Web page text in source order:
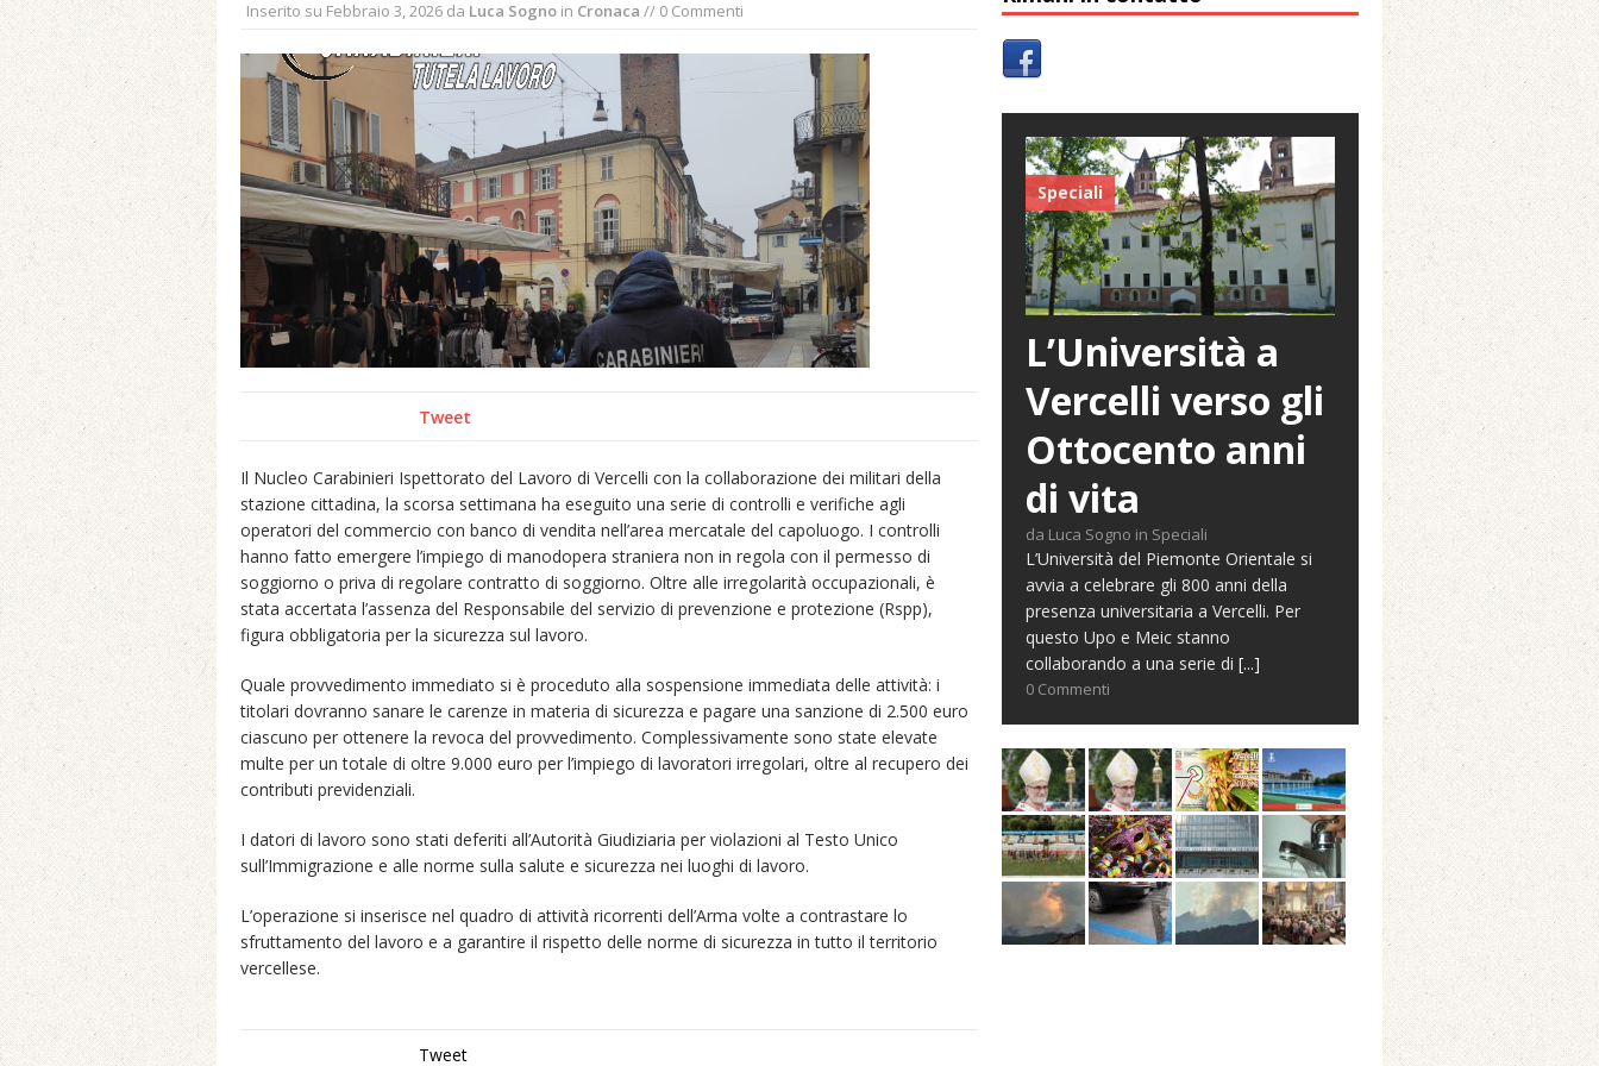
Inserito su Febbraio 3, 2026 da Luca Sogno in Cronaca // 0 Commenti
Tweet
Il Nucleo Carabinieri Ispettorato del Lavoro di Vercelli con la collaborazione dei militari della
stazione cittadina, la scorsa settimana ha eseguito una serie di controlli e verifiche agli
operatori del commercio con banco di vendita nell’area mercatale del capoluogo. I controlli
hanno fatto emergere l’impiego di manodopera straniera non in regola con il permesso di
soggiorno o priva di regolare contratto di soggiorno. Oltre alle irregolarità occupazionali, è
stata accertata l’assenza del Responsabile del servizio di prevenzione e protezione (Rspp),
figura obbligatoria per la sicurezza sul lavoro.
Quale provvedimento immediato si è proceduto alla sospensione immediata delle attività: i
titolari dovranno sanare le carenze in materia di sicurezza e pagare una sanzione di 2.500 euro
ciascuno per ottenere la revoca del provvedimento. Complessivamente sono state elevate
multe per un totale di oltre 9.000 euro per l’impiego di lavoratori irregolari, oltre al recupero dei
contributi previdenziali.
I datori di lavoro sono stati deferiti all’Autorità Giudiziaria per violazioni al Testo Unico
sull’Immigrazione e alle norme sulla salute e sicurezza nei luoghi di lavoro.
L’operazione si inserisce nel quadro di attività ricorrenti dell’Arma volte a contrastare lo
sfruttamento del lavoro e a garantire il rispetto delle norme di sicurezza in tutto il territorio
vercellese.
Tweet
Speciali
L’Università a
Vercelli verso gli
Ottocento anni
di vita
da Luca Sogno in Speciali
L’Università del Piemonte Orientale si
avvia a celebrare gli 800 anni della
presenza universitaria a Vercelli. Per
questo Upo e Meic stanno
collaborando a una serie di [...]
0 Commenti